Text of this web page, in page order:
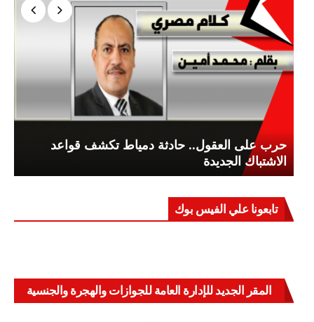
حرب على العقول.. حادثة دمياط تكشف قواعد
الاشتباك الجديدة
تابعونا علي الفيس بوك
المقر الجديد للإدارة العامة للجوازات والهجرة والجنسية